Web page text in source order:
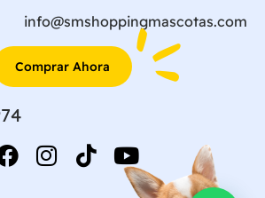
info@smshoppingmascotas.com
Comprar Ahora